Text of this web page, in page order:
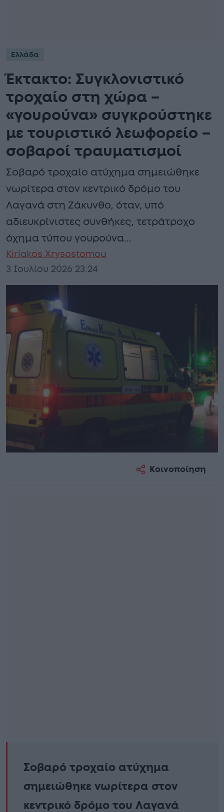
Ελλάδα
Έκτακτο: Συγκλονιστικό
τροχαίο στη χώρα –
«γουρούνα» συγκρούστηκε
με τουριστικό λεωφορείο –
σοβαροί τραυματισμοί
Σοβαρό τροχαίο ατύχημα σημειώθηκε
νωρίτερα στον κεντρικό δρόμο του
Λαγανά στη Ζάκυνθο, όταν, υπό
αδιευκρίνιστες συνθήκες, τετράτροχο
όχημα τύπου γουρούνα…
Kiriakos Xrysostomou
3 Ιουλίου 2026 23:24
Κοινοποίηση
Σοβαρό τροχαίο ατύχημα
σημειώθηκε νωρίτερα στον
κεντρικό δρόμο του Λαγανά